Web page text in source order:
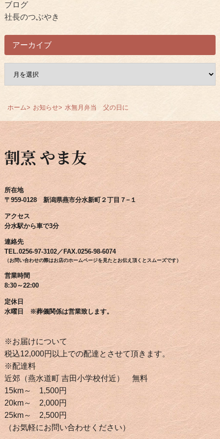
ホーム お知らせ 水無月弁当 父の日に
ブログ
社長のつぶやき
アーカイブ
イ
割烹 やま友
所在地
〒959-0128 新潟県燕市分水新町２丁目７−１
アクセス
分水駅から車で3分
連絡先
TEL.0256-97-3102／FAX.0256-98-6074
（お問い合わせの際はお店のホームページを見たとお伝え頂くとスムーズです）
営業時間
8:30～22:00
定休日
水曜日 ※葬儀関係は営業致します。
※お届けについて
税込12,000円以上での配達とさせて頂きます。
※配達料
近郊（燕水道町 吉田小学校付近） 無料
15km～ 1,500円
20km～ 2,000円
25km～ 2,500円
（お気軽にお問い合わせください）